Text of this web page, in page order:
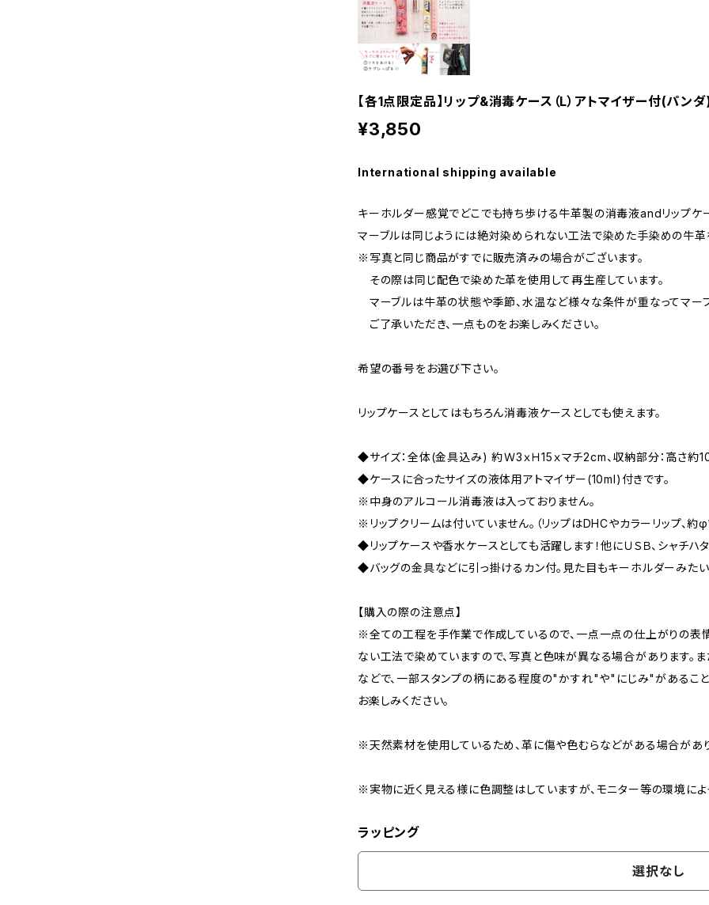
【各1点限定品】リップ&消毒ケース（L）アトマイザー付(パン
¥3,850
International shipping available
キーホルダー感覚でどこでも持ち歩ける牛革製の消毒液andリップケ
マーブルは同じようには絶対染められない工法で染めた手染めの牛革
※写真と同じ商品がすでに販売済みの場合がございます。
その際は同じ配色で染めた革を使用して再生産しています。
マーブルは牛革の状態や季節、水温など様々な条件が重なってマーブ
ご了承いただき、一点ものをお楽しみください。
希望の番号をお選び下さい。
リップケースとしてはもちろん消毒液ケースとしても使えます。
◆サイズ：全体(金具込み) 約Ｗ3ｘＨ15ｘマチ2cm、収納部分：高さ約
◆ケースに合ったサイズの液体用アトマイザー(10ml)付きです。
※中身のアルコール消毒液は入っておりません。
※リップクリームは付いていません。（リップはDHCやカラーリップ、
◆リップケースや香水ケースとしても活躍します！他にＵＳＢ、シャチハ
◆バッグの金具などに引っ掛けるカン付。見た目もキーホルダーみたい
【購入の際の注意点】
※全ての工程を手作業で作成しているので、一点一点の仕上がりの表
ない工法で染めていますので、写真と色味が異なる場合があります。
などで、一部スタンプの柄にある程度の"かすれ"や"にじみ"があること
お楽しみください。
※天然素材を使用しているため、革に傷や色むらなどがある場合があり
※実物に近く見える様に色調整はしていますが、モニター等の環境によ
ラッピング
選択なし